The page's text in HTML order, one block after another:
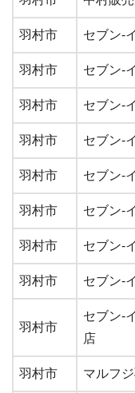
羽村市 セブン-
羽村市 セブン-
羽村市 セブン-
羽村市 セブン-
羽村市 セブン-
羽村市 セブン-
羽村市 セブン-
羽村市 セブン-
羽村市
セブン-
店
羽村市 マルフ